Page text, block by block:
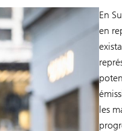
En
en
les